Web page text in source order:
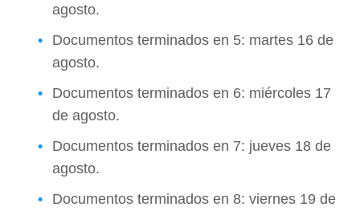
agosto.
Documentos terminados en 5: martes 16 de
agosto.
Documentos terminados en 6: miércoles 17
de agosto.
Documentos terminados en 7: jueves 18 de
agosto.
Documentos terminados en 8: viernes 19 de